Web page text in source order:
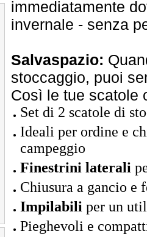
immediatamente
invernale - senza
Salvaspazio:
stoccaggio, puoi
Così le tue scatole
Set di 2 scatole di
Ideali per ordine e
campeggio
Finestrini laterali
Chiusura a gancio e
Impilabili per un
Pieghevoli e